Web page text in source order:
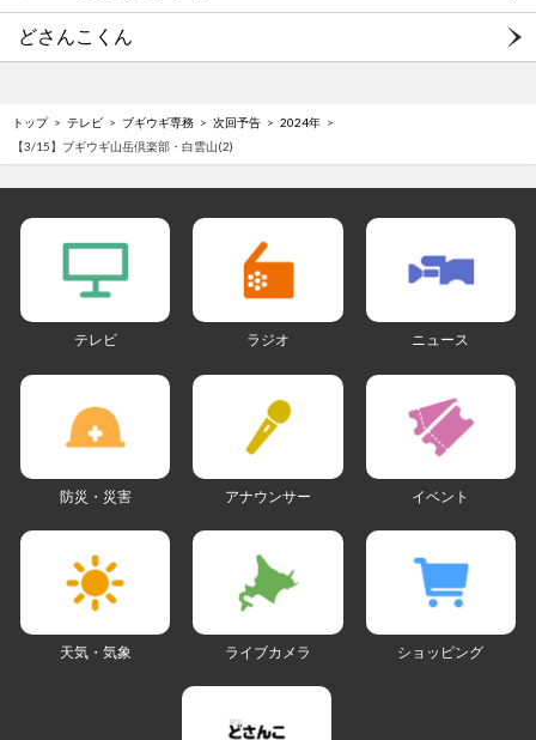
どさんこくん
トップ テレビ ブギウギ専務 次回予告
2024年
【3/15】ブギウギ山岳倶楽部・白雲山(2)
テレビ ラジオ ニュース
防災・災害 アナウンサー イベント
天気・気象 ライブカメラ ショッピング